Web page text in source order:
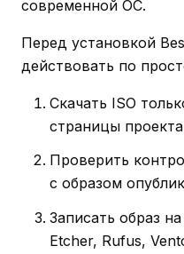
современной ОС.
Перед установкой
действовать по
Скачать ISO
страницы
Проверить
с образом
Записать образ
Etcher, Rufus,